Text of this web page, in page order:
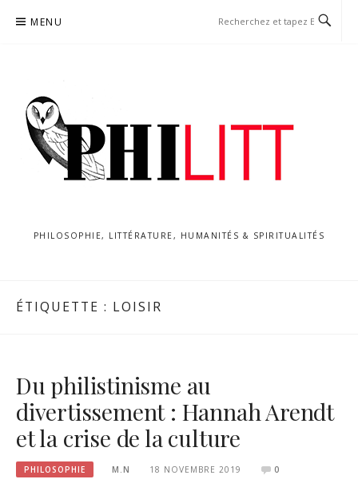
MENU
PHILOSOPHIE, LITTÉRATURE, HUMANITÉS & SPIRITUALITÉS
ÉTIQUETTE : LOISIR
Du philistinisme au
divertissement : Hannah Arendt
et la crise de la culture
PHILOSOPHIE M.N 18 NOVEMBRE 2019 0